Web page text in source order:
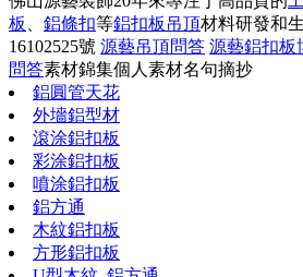
板
鋁條扣等鋁扣板吊頂材料研發和生
16102525號 源藝吊頂問答 源藝鋁扣板
問答素材錦集個人素材名句摘抄
鋁圓管天花
外墻鋁型材
滾涂鋁扣板
彩涂鋁扣板
噴涂鋁扣板
鋁方通
木紋鋁扣板
方形鋁扣板